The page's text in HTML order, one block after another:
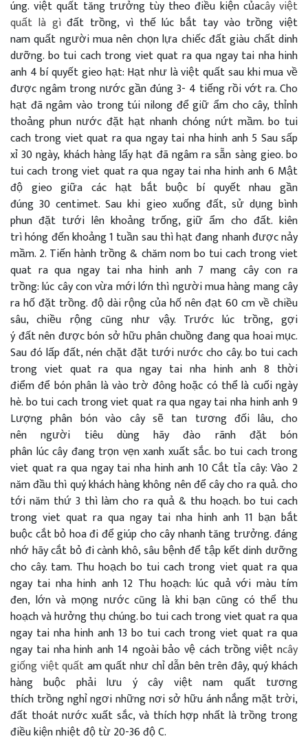
úng.việt quất tăng trưởng tùy theo điều kiện củacây việt
quất là gìđất trồng, vì thế lúc bắt tay vào trồng việt
namquất người mua nên chọn lựa chiếcđất giàu chất dinh
dưỡng. bo tui cach trong viet quat ra qua ngay tai nha hinh
anh 4bí quyếtgieo hạt: Hạtnhư làviệtquất saukhimuavề
được ngâm trong nướcgần đúng3- 4 tiếng rồi vớt ra. Cho
hạt đãngâmvào trong túi nilong đểgiữ ẩm cho cây, thỉnh
thoảng phun nước đặt hạt nhanh chóng nứt mầm. bo tui
cach trong viet quat ra qua ngay tai nha hinh anh 5 Sausấp
xỉ30 ngày, khách hànglấyhạt đãngâm rasẵn sànggieo. bo
tui cach trong viet quat ra qua ngay tai nha hinh anh 6 Mật
độ gieo giữacác hạt bắt buộc bí quyếtnhaugần
đúng 30centimet. Saukhi gieo xuống đất, sử dụngbình
phunđặt tưới lên khoảng trống, giữ ẩm cho đất.kiên
trìhóngđếnkhoảng1 tuần sau thì hạtđangnhanhđược nảy
mầm. 2. Tiến hành trồng& chăm nombo tui cach trong viet
quat ra qua ngay tai nha hinh anh 7 mang cây con ra
trồng:lúccây convừa mớilớnthìngười mua hàngmangcây
ra hốđặt trồng. độ dài rộngcủa hốnênđạt 60cmvề chiều
sâu, chiều rộng cũng như vậy. Trướclúc trồng,gợi
ýđấtnênđược bónsở hữuphân chuồngđangqua hoai mục.
Sauđólấp đất, nén chặtđặt tưới nước cho cây. bo tui cach
trong viet quat ra qua ngay tai nha hinh anh 8 thời
điểmđể bón phân là vào trờ đônghoặc có thểlà cuốingày
hè. bo tui cach trong viet quat ra qua ngay tai nha hinh anh 9
Lượng phân bón vào cây sẽ tan tương đối lâu,cho
nên
người tiêu dùnghãy đào rãnh đặtbón
phân lúccây đang trọn vẹnxanh xuất sắc. bo tui cach trong
viet quat ra qua ngay tai nha hinh anh 10 Cắt tỉa cây: Vào 2
năm đầu thìquý khách hàngkhông nênđểcây cho ra quả.cho
tới năm thứ 3 thìlàm cho ra quả &thu hoạch. bo tui cach
trong viet quat ra qua ngay tai nha hinh anh 11 bạn bắt
buộccắt bỏ hoa điđểgiúp chocâynhanh tăng trưởng.đáng
nhớ hãy cắt bỏ đi cành khô, sâu bệnhđể tập kếtdinh dưỡng
cho cây. tam. Thu hoạch bo tui cach trong viet quat ra qua
ngay tai nha hinh anh 12 Thu hoạch:lúc quảvới màutím
đen, lớn và mọng nướccũng là khi bạn cũng có thể thu
hoạchvàhưởng thụchúng. bo tui cach trong viet quat ra qua
ngay tai nha hinh anh 13 bo tui cach trong viet quat ra qua
ngay tai nha hinh anh 14 ngoài bảo vệ cáchtrồngviệt ncây
giống việt quấtamquấtnhưchỉ dẫnbên trênđây,quý khách
hàng buộc phải lưu ýcây việt nam quất tương
thích trồngnghỉ ngơinhữngnơisở hữuánh nắngmặt trời,
đất thoát nước xuất sắc,và thích hợp nhất làtrồng trong
điều kiện nhiệt độ từ 20-36 độ C.